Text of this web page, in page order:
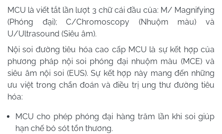
MCU là viết tắt lần lượt 3 chữ cái đầu của: M/ Magnifying
(Phóng đại); C/Chromoscopy (Nhuộm màu) và
U/Ultrasound (Siêu âm).
Nội soi đường tiêu hóa cao cấp MCU là sự kết hợp của
phương pháp nội soi phóng đại nhuộm màu (MCE) và
siêu âm nội soi (EUS). Sự kết hợp này mang đến những
ưu việt trong chẩn đoán và điều trị ung thư đường tiêu
hóa:
MCU cho phép phóng đại hàng trăm lần khi soi giúp
hạn chế bỏ sót tổn thương.